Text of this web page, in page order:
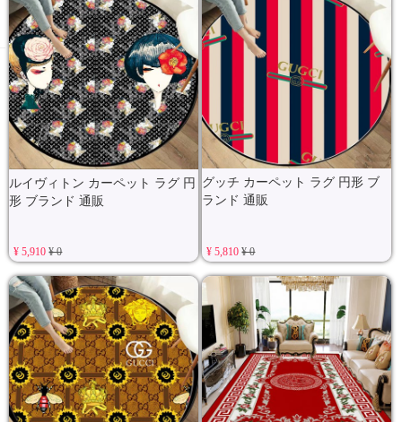
ルイヴィトン カーペット ラグ 円
形 ブランド 通販
¥ 5,910¥ 0
グッチ カーペット ラグ 円形 ブ
ランド 通販
¥ 5,810¥ 0